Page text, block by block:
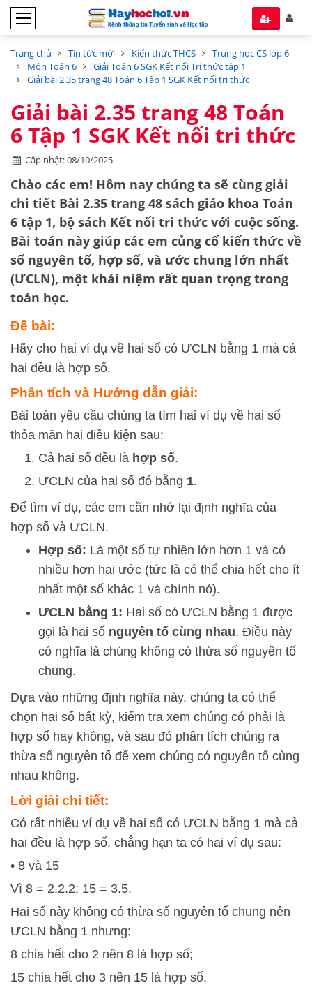
Trang chủ Tin tức mới Kiến thức THCS
Trung học CS lớp 6
Môn Toán 6
Giải Toán 6 SGK Kết nối Tri thức tập 1
Giải bài 2.35 trang 48 Toán 6 Tập 1 SGK Kết nối tri thức
Giải bài 2.35 trang 48 Toán
6 Tập 1 SGK Kết nối tri thức
Cập nhật: 08/10/2025
Chào các em! Hôm nay chúng ta sẽ cùng giải
chi tiết Bài 2.35 trang 48 sách giáo khoa Toán
6 tập 1, bộ sách Kết nối tri thức với cuộc sống.
Bài toán này giúp các em củng cố kiến thức về
số nguyên tố, hợp số, và ước chung lớn nhất
(ƯCLN), một khái niệm rất quan trọng trong
toán học.
Đề bài:
Hãy cho hai ví dụ về hai số có ƯCLN bằng 1 mà cả
hai đều là hợp số.
Phân tích và Hướng dẫn giải:
Bài toán yêu cầu chúng ta tìm hai ví dụ về hai số
thỏa mãn hai điều kiện sau:
Cả hai số đều là hợp số.
ƯCLN của hai số đó bằng 1.
Để tìm ví dụ, các em cần nhớ lại định nghĩa của
hợp số và ƯCLN.
Hợp số: Là một số tự nhiên lớn hơn 1 và có
nhiều hơn hai ước (tức là có thể chia hết cho ít
nhất một số khác 1 và chính nó).
ƯCLN bằng 1: Hai số có ƯCLN bằng 1 được
gọi là hai số nguyên tố cùng nhau. Điều này
có nghĩa là chúng không có thừa số nguyên tố
chung.
Dựa vào những định nghĩa này, chúng ta có thể
chọn hai số bất kỳ, kiểm tra xem chúng có phải là
hợp số hay không, và sau đó phân tích chúng ra
thừa số nguyên tố để xem chúng có nguyên tố cùng
nhau không.
Lời giải chi tiết:
Có rất nhiều ví dụ về hai số có ƯCLN bằng 1 mà cả
hai đều là hợp số, chẳng hạn ta có hai ví dụ sau:
• 8 và 15
Vì 8 = 2.2.2; 15 = 3.5.
Hai số này không có thừa số nguyên tố chung nên
ƯCLN bằng 1 nhưng:
8 chia hết cho 2 nên 8 là hợp số;
15 chia hết cho 3 nên 15 là hợp số.